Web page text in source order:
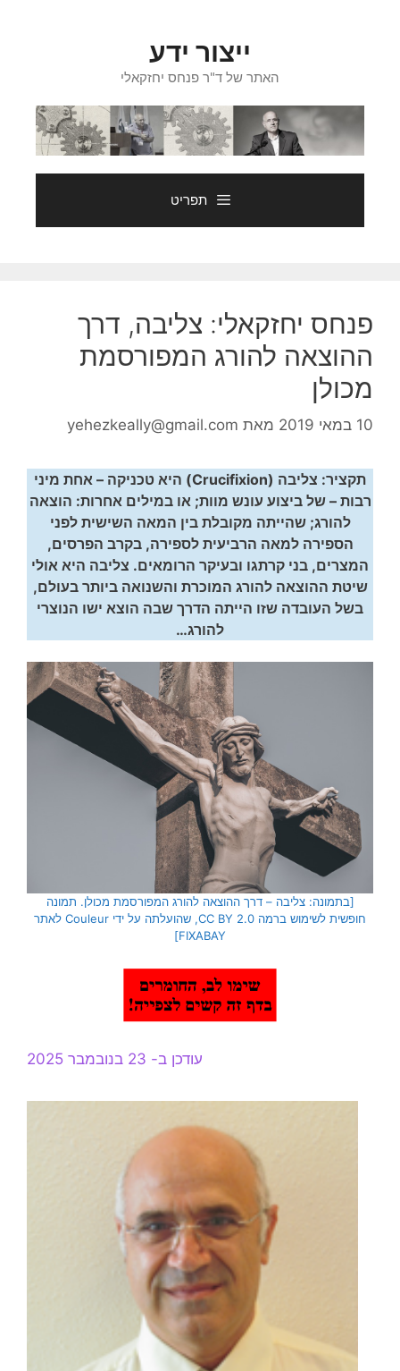
ייצור ידע
האתר של ד"ר פנחס יחזקאלי
תפריט
פנחס יחזקאלי: צליבה, דרך
ההוצאה להורג המפורסמת
מכולן
10 במאי 2019 מאת yehezkeally@gmail.com
תקציר: צליבה (Crucifixion) היא טכניקה – אחת מיני
רבות – של ביצוע עונש מוות; או במילים אחרות: הוצאה
להורג; שהייתה מקובלת בין המאה השישית לפני
הספירה למאה הרביעית לספירה, בקרב הפרסים,
המצרים, בני קרתגו ובעיקר הרומאים. צליבה היא אולי
שיטת ההוצאה להורג המוכרת והשנואה ביותר בעולם,
בשל העובדה שזו הייתה הדרך שבה הוצא ישו הנוצרי
להורג…
[בתמונה: צליבה – דרך ההוצאה להורג המפורסמת מכולן. תמונה
חופשית לשימוש ברמה CC BY 2.0, שהועלתה על ידי Couleur לאתר
FIXABAY]
עודכן ב- 23 בנובמבר 2025